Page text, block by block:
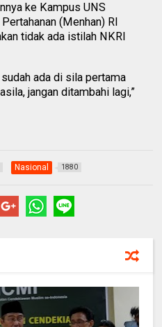
ke Kampus UNS
(Menhan) RI
tidak ada istilah NKRI
ada di sila pertama
jangan ditambahi lagi,”
Nasional 1880